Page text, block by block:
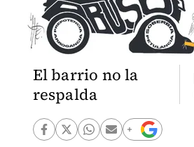
El barrio no la
respalda